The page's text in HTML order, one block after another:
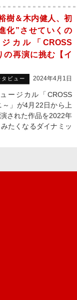
樹＆木内健人、初
化”させていくの
カル「CROSS
の再演に挑む【イ
タビュー 2024年4月1日
ージカル「CROSS
」が4月22日から上
された作品を2022年
たくなるダイナミッ